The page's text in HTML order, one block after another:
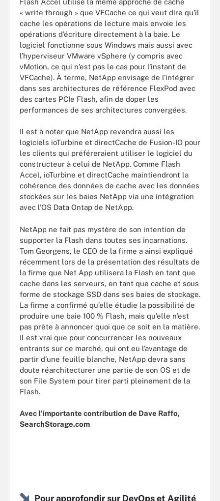
« write through » que VFCache ce qui veut dire qu’il
cache les opérations de lecture mais envoie les
opérations d’écriture directement à la baie. Le
logiciel fonctionne sous Windows mais aussi avec
l’hyperviseur VMware vSphere (y compris avec
vMotion, ce qui n’est pas le cas pour l’instant de
VFCache). À terme, NetApp envisage de l’intégrer
dans ses architectures de référence FlexPod avec
des cartes PCIe Flash, afin de doper les
performances de ses architectures convergées.
Il est à noter que NetApp revendra aussi les
logiciels ioTurbine et directCache de Fusion-IO pour
les clients qui préféreraient utiliser le logiciel du
constructeur à celui de NetApp. Comme Flash
Accel, ioTurbine et directCache maintiendront la
cohérence des données de cache avec les données
stockées sur les baies NetApp via une intégration
avec l’OS Data Ontap de NetApp.
NetApp ne fait pas mystère de son intention de
supporter la Flash dans toutes ses incarnations.
Tom Georgens, le CEO de la firme a ainsi expliqué
récemment lors de la présentation des résultats de
la firme que Net App utilisera la Flash en tant que
cache dans les serveurs, en tant que cache et sous
forme de stockage SSD dans ses baies de stockage.
La firme a confirmé qu’elle étudie la possibilité de
produire une baie 100 % Flash, mais qu’elle n’est
pas prête à annoncer quoi que ce soit en la matière.
Il est vrai que pour concurrencer les nouveaux
entrants sur ce marché, qui ont eu l’avantage de
partir d’une feuille blanche, NetApp devra sans
doute réarchitecturer une partie de son OS et de
son File System pour tirer parti pleinement de la
Flash.
Avec l'importante contribution de Dave Raffo,
SearchStorage.com
Pour approfondir sur DevOps et Agilité